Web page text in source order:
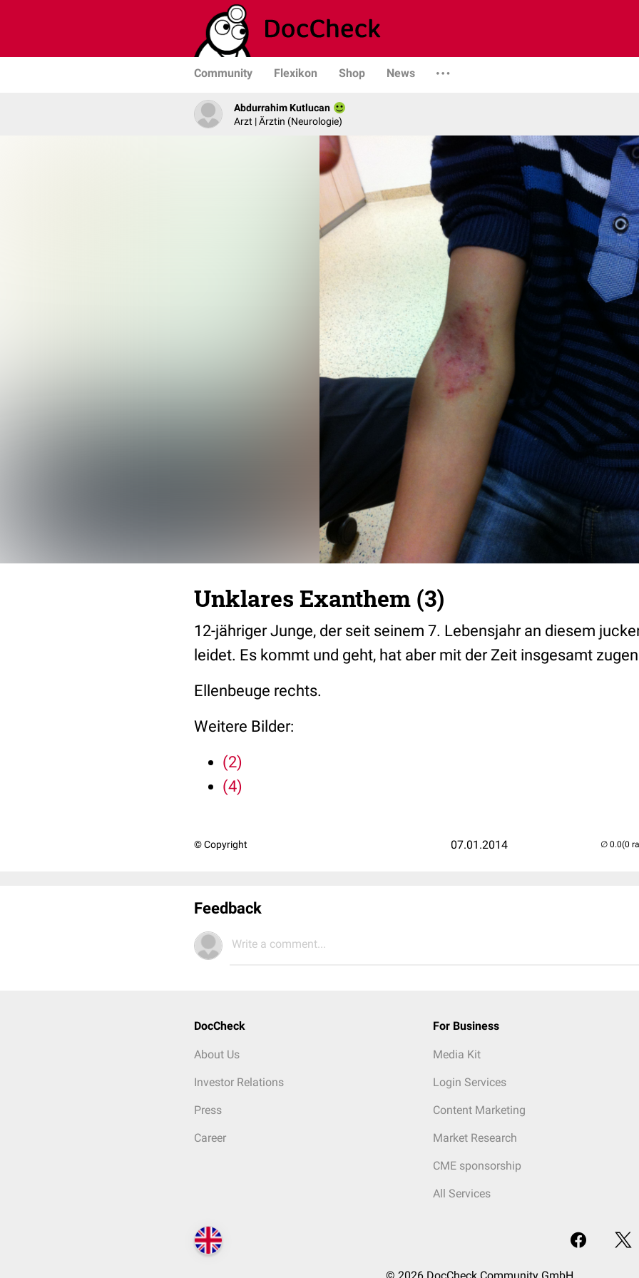
Community Flexikon Shop News
Abdurrahim Kutlucan
Arzt | Ärztin (Neurologie)
Unklares Exanthem (3)
12-jähriger Junge, der seit seinem 7. Lebensjahr an diesem
leidet. Es kommt und geht, hat aber mit der Zeit insgesamt
Ellenbeuge rechts.
Weitere Bilder:
(2)
(4)
© Copyright 07.01.2014 (0
Feedback
Write a comment...
DocCheck
About Us
Investor Relations
Press
Career
For Business
Media Kit
Login Services
Content Marketing
Market Research
CME sponsorship
All Services